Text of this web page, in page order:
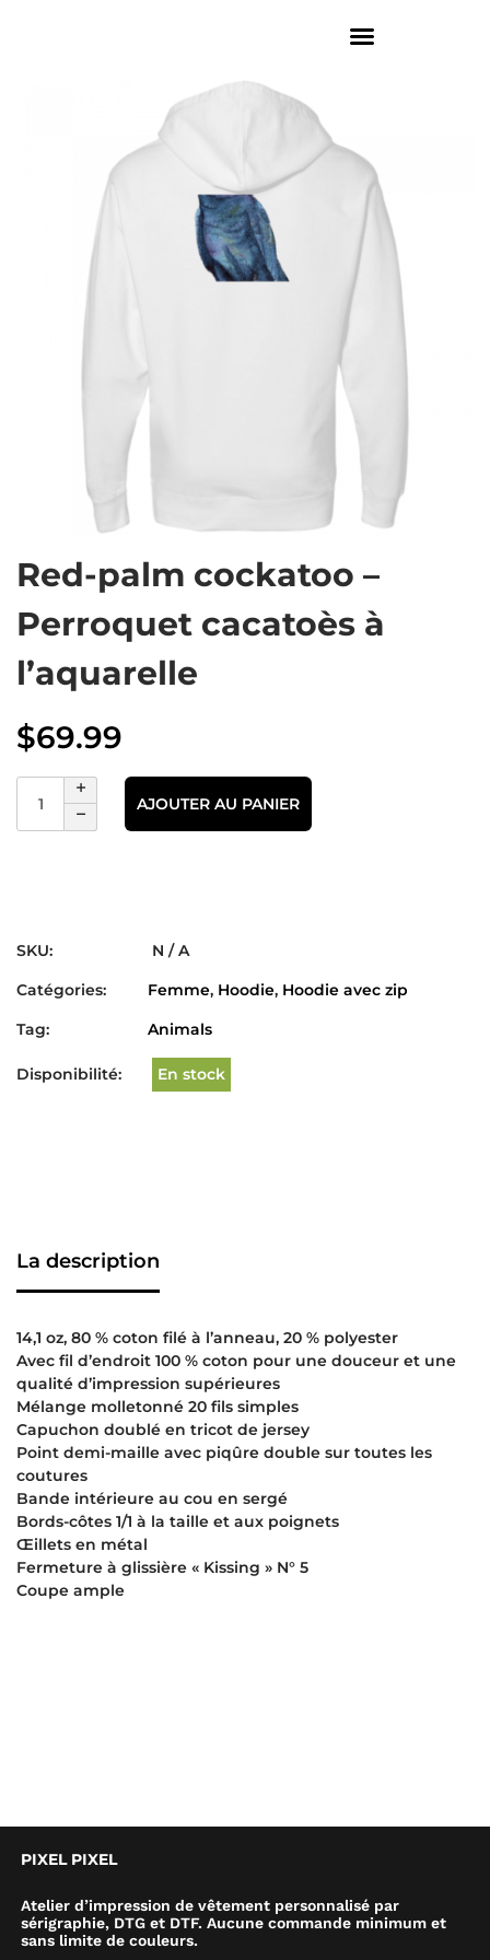
Red-palm cockatoo –
Perroquet cacatoès à
l’aquarelle
$69.99
AJOUTER AU PANIER
SKU:
N / A
Catégories:
Femme, Hoodie, Hoodie avec zip
Tag:
Animals
Disponibilité: En stock
La description
14,1 oz, 80 % coton filé à l’anneau, 20 % polyester
Avec fil d’endroit 100 % coton pour une douceur et une
qualité d’impression supérieures
Mélange molletonné 20 fils simples
Capuchon doublé en tricot de jersey
Point demi-maille avec piqûre double sur toutes les
coutures
Bande intérieure au cou en sergé
Bords-côtes 1/1 à la taille et aux poignets
Œillets en métal
Fermeture à glissière « Kissing » N° 5
Coupe ample
PIXEL PIXEL
Atelier d’impression de vêtement personnalisé par
sérigraphie, DTG et DTF. Aucune commande minimum et
sans limite de couleurs.